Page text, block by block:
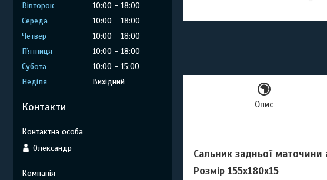
Опис
Сальник задньої маточини
Розмір 155x180x15
Вівторок
10:00
18:00
Середа
10:00
18:00
Четвер
10:00
18:00
Пʼятниця
10:00
18:00
Субота
10:00
15:00
Неділя
Вихідний
Контакти
Олександр